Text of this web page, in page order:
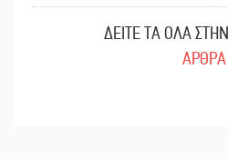
ΔΕΙΤΕ ΤΑ ΟΛΑ
ΑΡΘΡΑ